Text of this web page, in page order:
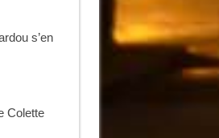
s’en
Colette